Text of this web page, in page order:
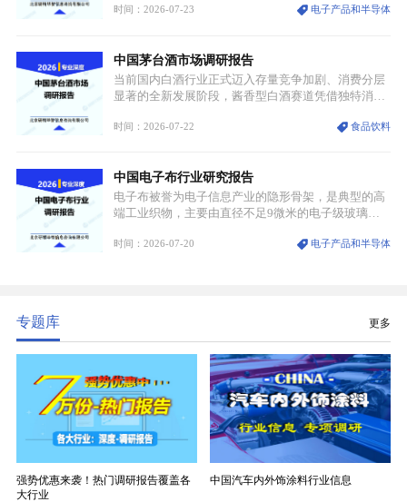
沉积（CVD）、原子层沉积（ALD）工艺专用前驱体
密制造流程。
时间：2026-07-23 电子产品和半导体
中国茅台酒市场调研报告
当前国内白酒行业正式迈入存量竞争加剧、消费分层
显著的全新发展阶段，酱香型白酒赛道凭借独特消费
道。贵州茅台凭借独一无二的核心产区壁垒、刚性产
业。
时间：2026-07-22 食品饮料
中国电子布行业研究报告
电子布被誉为电子信息产业的隐形骨架，是典型的高
端工业织物，主要由直径不足9微米的电子级玻璃纤
生产制造过程中不可或缺的核心基材。电子布具备高
时间：2026-07-20 电子产品和半导体
专题库 更多
强势优惠来袭！热门调研报告覆盖各
大行业
中国汽车内外饰涂料行业信息